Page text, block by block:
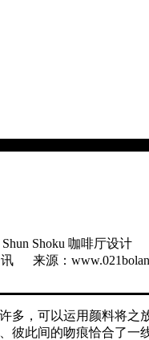
Shoku 咖啡厅设计
来源：
多，可以运用颜料将
彼此间的吻痕恰合了一